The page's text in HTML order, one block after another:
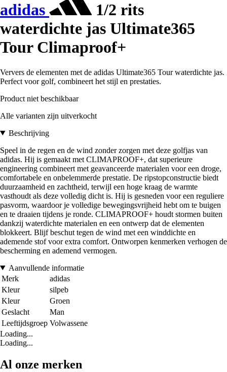
adidas
1/2 rits
waterdichte jas Ultimate365
Tour Climaproof+
Ververs de elementen met de adidas Ultimate365 Tour waterdichte jas.
Perfect voor golf, combineert het stijl en prestaties.
Product niet beschikbaar
Alle varianten zijn uitverkocht
Beschrijving
Speel in de regen en de wind zonder zorgen met deze golfjas van
adidas. Hij is gemaakt met CLIMAPROOF+, dat superieure
engineering combineert met geavanceerde materialen voor een droge,
comfortabele en onbelemmerde prestatie. De ripstopconstructie biedt
duurzaamheid en zachtheid, terwijl een hoge kraag de warmte
vasthoudt als deze volledig dicht is. Hij is gesneden voor een reguliere
pasvorm, waardoor je volledige bewegingsvrijheid hebt om te buigen
en te draaien tijdens je ronde. CLIMAPROOF+ houdt stormen buiten
dankzij waterdichte materialen en een ontwerp dat de elementen
blokkeert. Blijf beschut tegen de wind met een winddichte en
ademende stof voor extra comfort. Ontworpen kenmerken verhogen de
bescherming en ademend vermogen.
Aanvullende informatie
Merk
adidas
Kleur
silpeb
Kleur
Groen
Geslacht
Man
Leeftijdsgroep Volwassene
Loading...
Loading...
Al onze merken